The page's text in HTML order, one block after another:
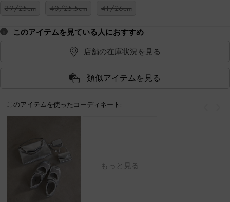
39/25cm 40/25.5cm 41/26cm
このアイテムを見ている人におすすめ
店舗の在庫状況を見る
類似アイテムを見る
このアイテムを使ったコーディネート:
もっと見る